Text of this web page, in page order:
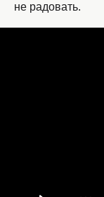
не радовать.